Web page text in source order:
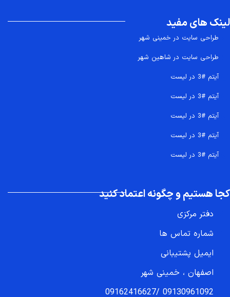
لینک های مفید
طراحی سایت در خمینی شهر
طراحی سایت در شاهین شهر
آیتم #3 در لیست
آیتم #3 در لیست
آیتم #3 در لیست
آیتم #3 در لیست
آیتم #3 در لیست
کجا هستیم و چگونه اعتماد کنید
دفتر مرکزی
شماره تماس ها
ایمیل پشتیبانی
اصفهان ، خمینی شهر
09130961092
/
09162416627